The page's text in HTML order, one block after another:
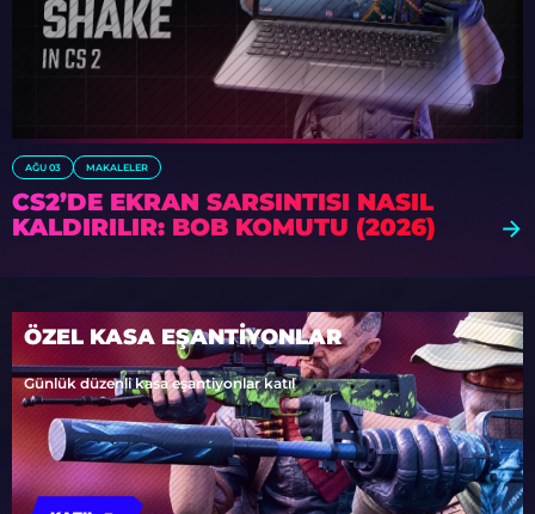
AĞU 03 MAKALELER
CS2’DE EKRAN SARSINTISI NASIL
KALDIRILIR: BOB KOMUTU (2026)
ÖZEL KASA EŞANTİYONLAR
Günlük düzenli kasa eşantiyonlar katıl